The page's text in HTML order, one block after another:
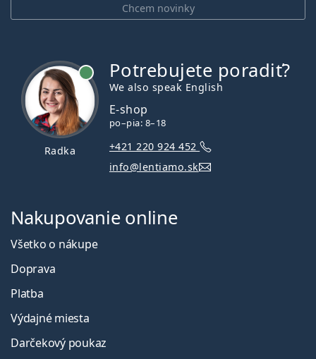
Chcem novinky
Radka
Potrebujete poradiť?
We also speak English
E-shop
po–pia: 8–18
+421 220 924 452
info@lentiamo.sk
Nakupovanie online
Všetko o nákupe
Doprava
Platba
Výdajné miesta
Darčekový poukaz